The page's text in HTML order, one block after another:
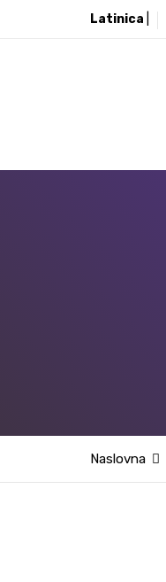
Latinica
Naslovna